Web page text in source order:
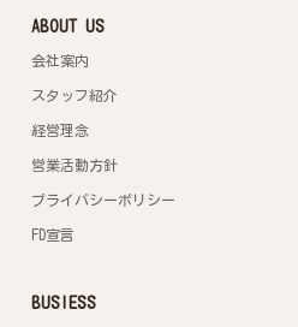
ABOUT US
会社案内
スタッフ紹介
経営理念
営業活動方針
プライバシーポリシー
FD宣言
BUSIESS